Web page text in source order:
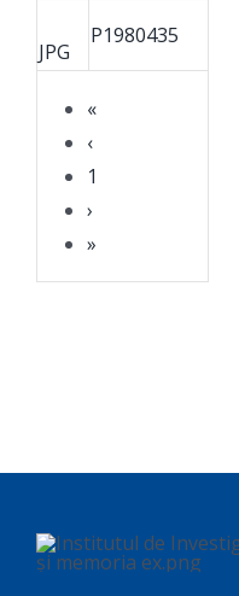
«
‹
1
›
»
JPG
P1980435